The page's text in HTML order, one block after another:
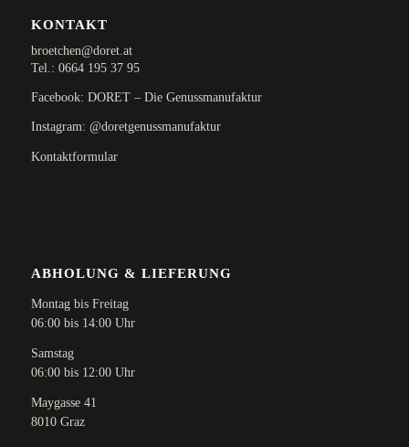
KONTAKT
broetchen@doret.at
Tel.: 0664 195 37 95
Facebook: DORET – Die Genussmanufaktur
Instagram: @doretgenussmanufaktur
Kontaktformular
ABHOLUNG & LIEFERUNG
Montag bis Freitag
06:00 bis 14:00 Uhr
Samstag
06:00 bis 12:00 Uhr
Maygasse 41
8010 Graz